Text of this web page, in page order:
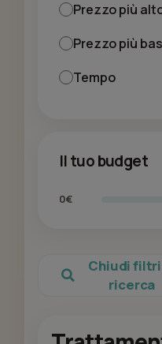
Prezzo più
Prezzo più
Tempo
Il tuo budget
0€
Chiudi
ricerca